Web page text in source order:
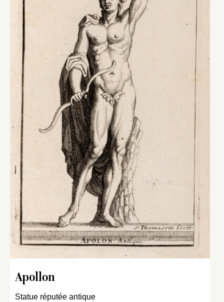
Apollon
Statue réputée antique